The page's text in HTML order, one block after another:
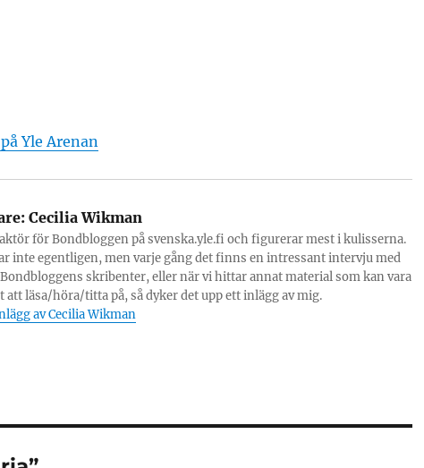
Yle Arenan
Cecilia Wikman
för Bondbloggen på svenska.yle.fi och figurerar mest i kulisserna.
inte egentligen, men varje gång det finns en intressant intervju med
skribenter, eller när vi hittar annat material som kan vara
att läsa/höra/titta på, så dyker det upp ett inlägg av mig.
av Cecilia Wikman